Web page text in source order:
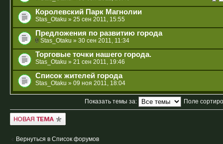
Королевский Парк Магнолии
Stas_Otaku » 25 сен 2011, 15:55
Предложения по развитию города
Stas_Otaku » 30 сен 2011, 11:34
Торговые точки нашего города.
Stas_Otaku » 21 сен 2011, 19:46
Список жителей города
Stas_Otaku » 09 ноя 2011, 18:04
Показать темы за: Поле
Новая тема
Вернуться в Список форумов